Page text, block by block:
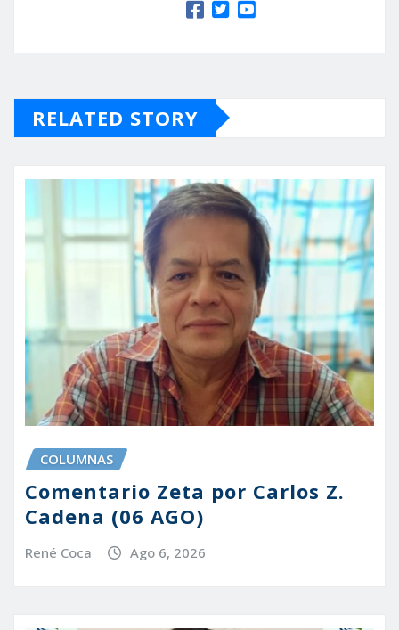
RELATED STORY
COLUMNAS
Comentario Zeta por Carlos Z.
Cadena (06 AGO)
René Coca Ago 6, 2026